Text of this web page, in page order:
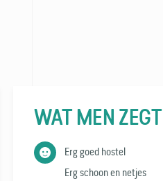
WAT MEN ZEGT
Erg goed hostel
Erg schoon en netjes